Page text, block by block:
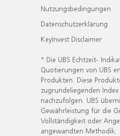
Nutzungsbedingungen
Datenschutzerklärung
KeyInvest Disclaimer
* Die UBS Echtzeit-
Quotierungen von UBS
Produkten. Diese
zugrundeliegenden
nachzufolgen. UBS
Gewährleistung für die
Vollständigkeit oder
angewandten Methodik.